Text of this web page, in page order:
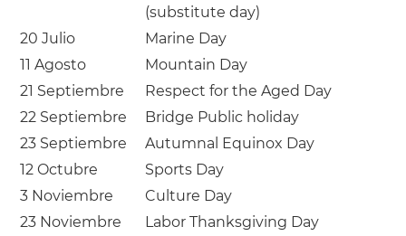
(substitute day)
20 Julio
Marine Day
11 Agosto
Mountain Day
21 Septiembre
Respect for the Aged Day
22 Septiembre
Bridge Public holiday
23 Septiembre
Autumnal Equinox Day
12 Octubre
Sports Day
3 Noviembre
Culture Day
23 Noviembre
Labor Thanksgiving Day